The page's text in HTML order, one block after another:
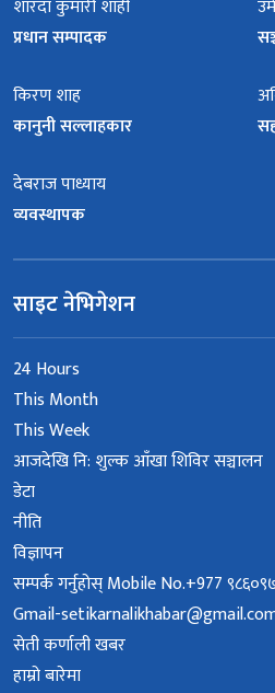
शारदा कुमारी शाही
प्रधान सम्पादक
किरण शाह
कानुनी सल्लाहकार
देबराज पाध्याय
व्यवस्थापक
साइट नेभिगेशन
24 Hours
This Month
This Week
आजदेखि नि: शुल्क आँखा शिविर सञ्चालन
डेटा
नीति
विज्ञापन
सम्पर्क गर्नुहोस् Mobile No.+977
Gmail-
सेती कर्णाली खबर
हाम्रो बारेमा